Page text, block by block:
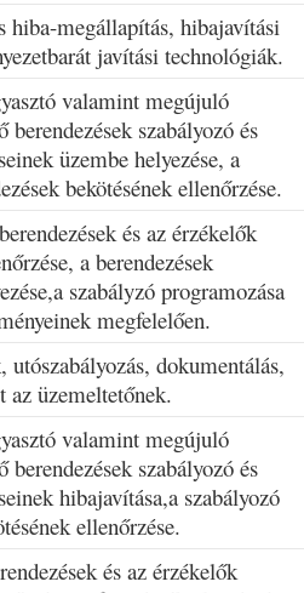
hiba-megállapítás, hibajavítási
javítási technológiák.
valamint megújuló
berendezések szabályozó és
üzembe helyezése, a
bekötésének ellenőrzése.
és az érzékelők
a berendezések
szabályzó programozása
megfelelően.
dokumentálás,
az üzemeltetőnek.
valamint megújuló
berendezések szabályozó és
hibajavítása,a szabályozó
ellenőrzése.
és az érzékelők